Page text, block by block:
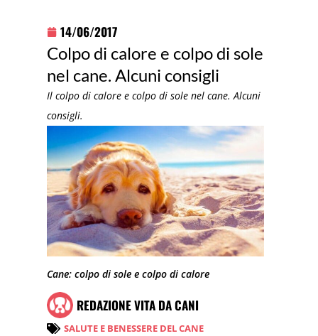
14/06/2017
Colpo di calore e colpo di sole
nel cane. Alcuni consigli
Il colpo di calore e colpo di sole nel cane. Alcuni
consigli.
Cane: colpo di sole e colpo di calore
REDAZIONE VITA DA CANI
SALUTE E BENESSERE DEL CANE